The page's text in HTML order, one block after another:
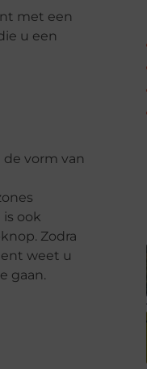
met een
u een
de vorm van
ook
Zodra
weet u
gaan.